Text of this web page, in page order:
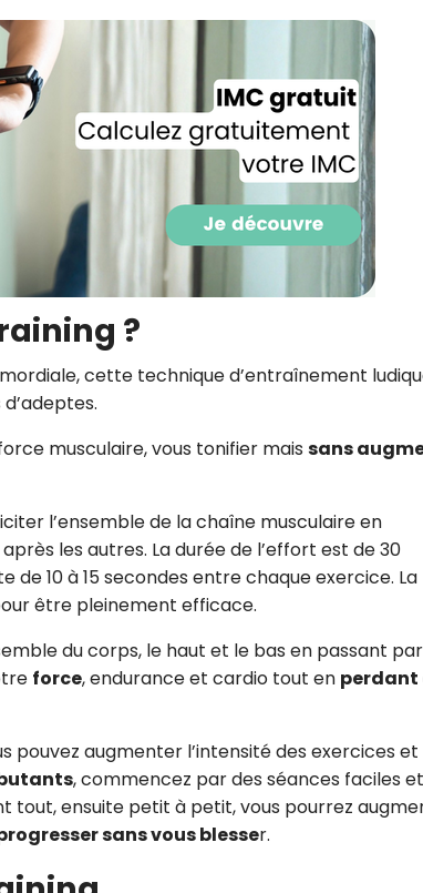
?
cette technique d’entraînement
musculaire, vous tonifier mais sans
l’ensemble de la chaîne musculaire en
les autres. La durée de l’effort est de 30
10 à 15 secondes entre chaque exercice. La
être pleinement efficace.
du corps, le haut et le bas en passant
force, endurance et cardio tout en perdant
pouvez augmenter l’intensité des exercices et
, commencez par des séances faciles et
tout, ensuite petit à petit, vous pourrez
sans vous blesser.
Recevez gratuitement
recettes inédites de
Ainsi que la newsletter
Je consens à ce que la société
Prisma Players analyse le taux
l'heure à laquelle vous le faites
des informations sur le terminal que
envoyer votre newsletter contenant des offres
personnalisées. Vous pourrez vous désinscrire en
désabonnement intégré dans la newsletter. Pour en
exercer vos droits, prenez connaissance de notreCharte
Confidentialité